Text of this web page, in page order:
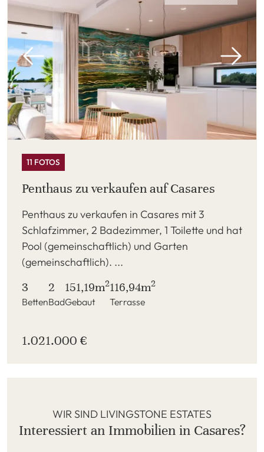
11 FOTOS
Penthaus zu verkaufen auf Casares
Penthaus zu verkaufen in Casares mit 3
Schlafzimmer, 2 Badezimmer, 1 Toilette und hat
Pool (gemeinschaftlich) und Garten
(gemeinschaftlich). ...
3
Betten
2
Bad
151,19m2
Gebaut
116,94m2
Terrasse
1.021.000 €
WIR SIND LIVINGSTONE ESTATES
Interessiert an Immobilien in Casares?